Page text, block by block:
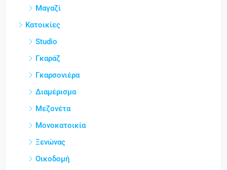
Μαγαζί
Κατοικίες
Studio
Γκαράζ
Γκαρσονιέρα
Διαμέρισμα
Μεζονέτα
Μονοκατοικία
Ξενώνας
Οικοδομή